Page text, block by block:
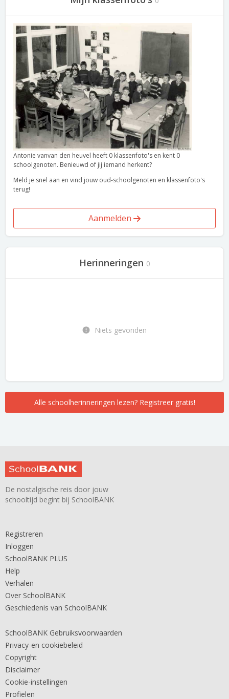
Antonie vanvan den heuvel heeft 0 klassenfoto's en kent 0
schoolgenoten. Benieuwd of jij iemand herkent?
Meld je snel aan en vind jouw oud-schoolgenoten en klassenfoto's
terug!
Aanmelden
Herinneringen 0
Niets gevonden
Alle schoolherinneringen lezen? Registreer gratis!
De nostalgische reis door jouw
schooltijd begint bij SchoolBANK
Registreren
Inloggen
SchoolBANK PLUS
Help
Verhalen
Over SchoolBANK
Geschiedenis van SchoolBANK
SchoolBANK Gebruiksvoorwaarden
Privacy-en cookiebeleid
Copyright
Disclaimer
Cookie-instellingen
Profielen